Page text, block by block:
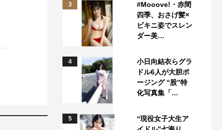
3
#Mooove!・赤間
四季、おさげ髪×
ビキニ姿でスレン
ダー美…
4
小日向結衣らグラ
ドル6人が大胆ポ
ージング “股”特
化写真集「…
5
“現役女子大生ア